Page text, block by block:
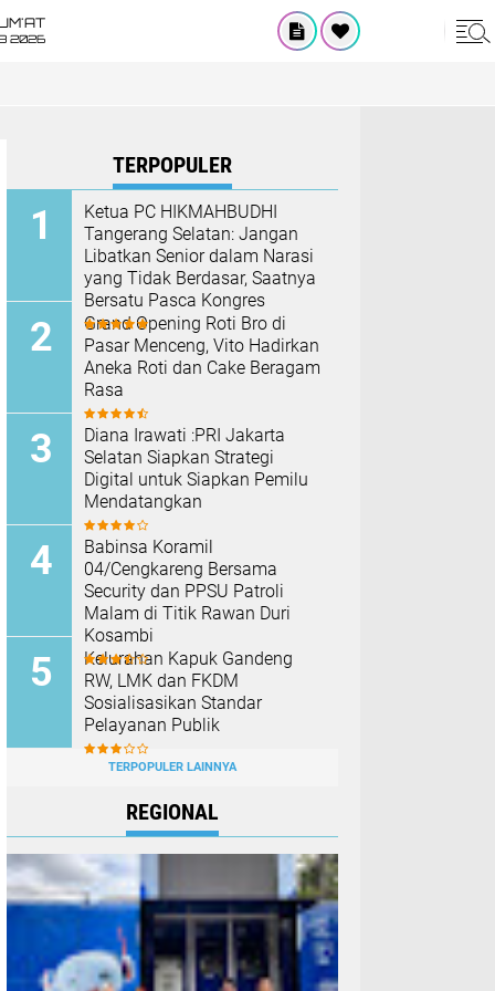
2026
TERPOPULER
Ketua PC HIKMAHBUDHI
Tangerang Selatan: Jangan
Libatkan Senior dalam Narasi
yang Tidak Berdasar, Saatnya
Bersatu Pasca Kongres
Grand Opening Roti Bro di
Pasar Menceng, Vito Hadirkan
Aneka Roti dan Cake Beragam
Rasa
Diana Irawati :PRI Jakarta
Selatan Siapkan Strategi
Digital untuk Siapkan Pemilu
Mendatangkan
Babinsa Koramil
04/Cengkareng Bersama
Security dan PPSU Patroli
Malam di Titik Rawan Duri
Kosambi
Kelurahan Kapuk Gandeng
RW, LMK dan FKDM
Sosialisasikan Standar
Pelayanan Publik
TERPOPULER LAINNYA
REGIONAL